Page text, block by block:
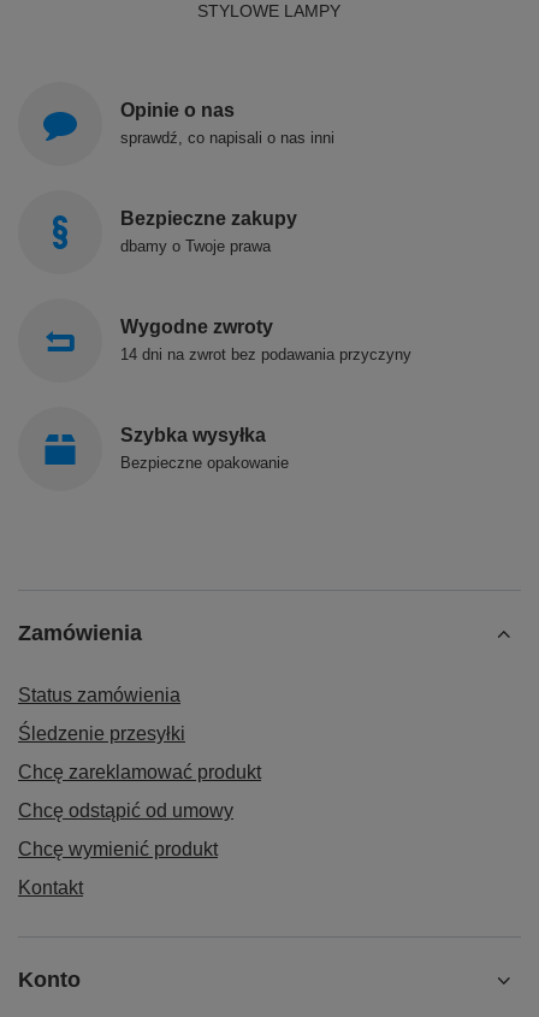
STYLOWE LAMPY
Opinie o nas
sprawdź, co napisali o nas inni
Bezpieczne zakupy
dbamy o Twoje prawa
Wygodne zwroty
14 dni na zwrot bez podawania przyczyny
Szybka wysyłka
Bezpieczne opakowanie
Zamówienia
Status zamówienia
Śledzenie przesyłki
Chcę zareklamować produkt
Chcę odstąpić od umowy
Chcę wymienić produkt
Kontakt
Konto